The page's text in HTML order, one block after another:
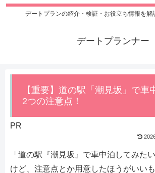
デートプランの紹介・検証・お役立ち情報を解
デートプランナー
【重要】道の駅「潮見坂」で車
2つの注意点！
PR
「道の駅『潮見坂』で車中泊してみた
けど、注意点とか用意したほうがいい